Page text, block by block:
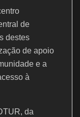
de
destes
de apoio
e a
à
da